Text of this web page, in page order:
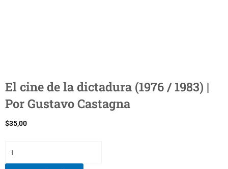
El cine de la dictadura (1976 / 1983) |
Por Gustavo Castagna
$35,00
cine